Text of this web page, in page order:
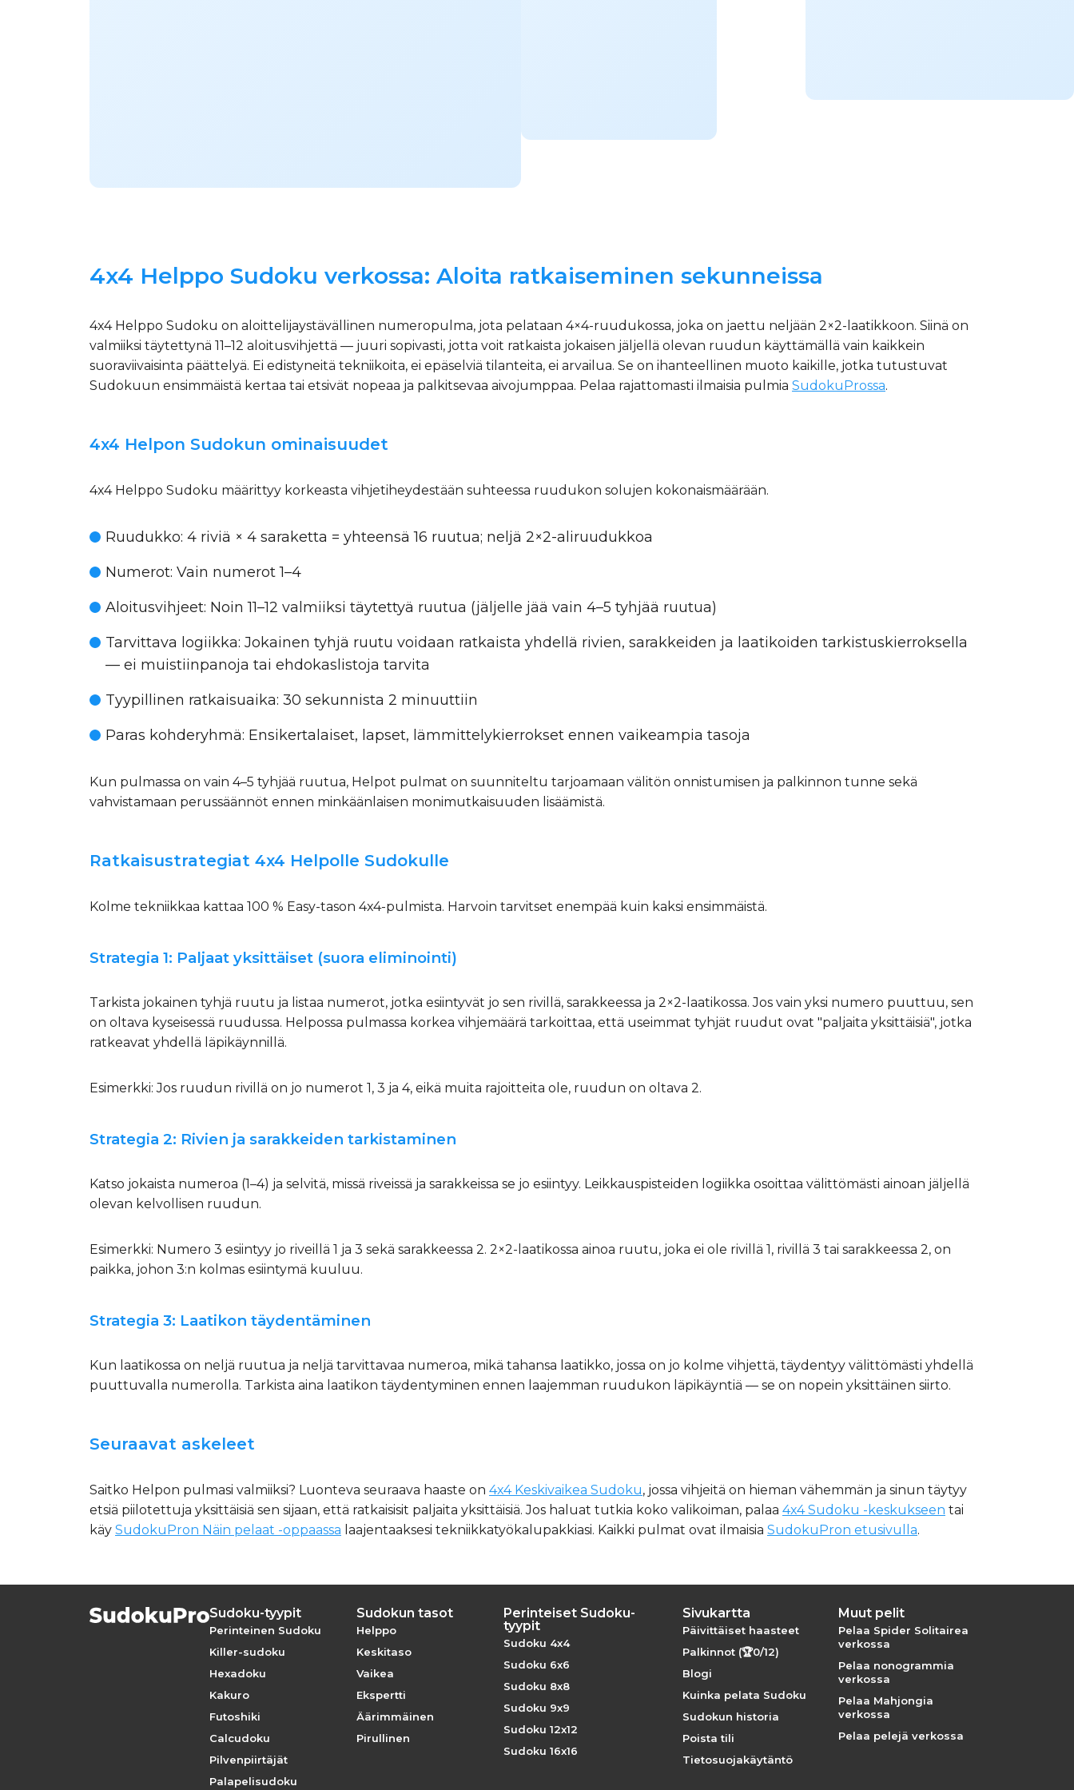
4x4 Helppo Sudoku verkossa: Aloita ratkaiseminen sekunneissa
4x4 Helppo Sudoku on aloittelijaystävällinen numeropulma, jota pelataan 4×4-ruudukossa, joka on jaettu neljään 2×2-laatikkoon. Siinä on
valmiiksi täytettynä 11–12 aloitusvihjettä — juuri sopivasti, jotta voit ratkaista jokaisen jäljellä olevan ruudun käyttämällä vain kaikkein
suoraviivaisinta päättelyä. Ei edistyneitä tekniikoita, ei epäselviä tilanteita, ei arvailua. Se on ihanteellinen muoto kaikille, jotka tutustuvat
Sudokuun ensimmäistä kertaa tai etsivät nopeaa ja palkitsevaa aivojumppaa. Pelaa rajattomasti ilmaisia pulmia SudokuProssa.
4x4 Helpon Sudokun ominaisuudet
4x4 Helppo Sudoku määrittyy korkeasta vihjetiheydestään suhteessa ruudukon solujen kokonaismäärään.
Ruudukko: 4 riviä × 4 saraketta = yhteensä 16 ruutua; neljä 2×2-aliruudukkoa
Numerot: Vain numerot 1–4
Aloitusvihjeet: Noin 11–12 valmiiksi täytettyä ruutua (jäljelle jää vain 4–5 tyhjää ruutua)
Tarvittava logiikka: Jokainen tyhjä ruutu voidaan ratkaista yhdellä rivien, sarakkeiden ja laatikoiden tarkistuskierroksella
— ei muistiinpanoja tai ehdokaslistoja tarvita
Tyypillinen ratkaisu­aika: 30 sekunnista 2 minuuttiin
Paras kohderyhmä: Ensikertalaiset, lapset, lämmittelykierrokset ennen vaikeampia tasoja
Kun pulmassa on vain 4–5 tyhjää ruutua, Helpot pulmat on suunniteltu tarjoamaan välitön onnistumisen ja palkinnon tunne sekä
vahvistamaan perussäännöt ennen minkäänlaisen monimutkaisuuden lisäämistä.
Ratkaisustrategiat 4x4 Helpolle Sudokulle
Kolme tekniikkaa kattaa 100 % Easy-tason 4x4-pulmista. Harvoin tarvitset enempää kuin kaksi ensimmäistä.
Strategia 1: Paljaat yksittäiset (suora eliminointi)
Tarkista jokainen tyhjä ruutu ja listaa numerot, jotka esiintyvät jo sen rivillä, sarakkeessa ja 2×2-laatikossa. Jos vain yksi numero puuttuu, sen
on oltava kyseisessä ruudussa. Helpossa pulmassa korkea vihjemäärä tarkoittaa, että useimmat tyhjät ruudut ovat "paljaita yksittäisiä", jotka
ratkeavat yhdellä läpikäynnillä.
Esimerkki: Jos ruudun rivillä on jo numerot 1, 3 ja 4, eikä muita rajoitteita ole, ruudun on oltava 2.
Strategia 2: Rivien ja sarakkeiden tarkistaminen
Katso jokaista numeroa (1–4) ja selvitä, missä riveissä ja sarakkeissa se jo esiintyy. Leikkauspisteiden logiikka osoittaa välittömästi ainoan jäljellä
olevan kelvollisen ruudun.
Esimerkki: Numero 3 esiintyy jo riveillä 1 ja 3 sekä sarakkeessa 2. 2×2-laatikossa ainoa ruutu, joka ei ole rivillä 1, rivillä 3 tai sarakkeessa 2, on
paikka, johon 3:n kolmas esiintymä kuuluu.
Strategia 3: Laatikon täydentäminen
Kun laatikossa on neljä ruutua ja neljä tarvittavaa numeroa, mikä tahansa laatikko, jossa on jo kolme vihjettä, täydentyy välittömästi yhdellä
puuttuvalla numerolla. Tarkista aina laatikon täydentyminen ennen laajemman ruudukon läpikäyntiä — se on nopein yksittäinen siirto.
Seuraavat askeleet
Saitko Helpon pulmasi valmiiksi? Luonteva seuraava haaste on 4x4 Keskivaikea Sudoku, jossa vihjeitä on hieman vähemmän ja sinun täytyy
etsiä piilotettuja yksittäisiä sen sijaan, että ratkaisisit paljaita yksittäisiä. Jos haluat tutkia koko valikoiman, palaa 4x4 Sudoku -keskukseen tai
käy SudokuPron Näin pelaat -oppaassa laajentaaksesi tekniikkatyökalupakkiasi. Kaikki pulmat ovat ilmaisia SudokuPron etusivulla.
Sudoku-tyypit
Perinteinen Sudoku
Killer-sudoku
Hexadoku
Kakuro
Futoshiki
Calcudoku
Pilvenpiirtäjät
Palapelisudoku
Sudokun tasot
Helppo
Keskitaso
Vaikea
Ekspertti
Äärimmäinen
Pirullinen
Perinteiset Sudoku-
tyypit
Sudoku 4x4
Sudoku 6x6
Sudoku 8x8
Sudoku 9x9
Sudoku 12x12
Sudoku 16x16
Sivukartta
Päivittäiset haasteet
Palkinnot (🏆0/12)
Blogi
Kuinka pelata Sudoku
Sudokun historia
Poista tili
Tietosuojakäytäntö
Muut pelit
Pelaa Spider Solitairea
verkossa
Pelaa nonogrammia
verkossa
Pelaa Mahjongia
verkossa
Pelaa pelejä verkossa